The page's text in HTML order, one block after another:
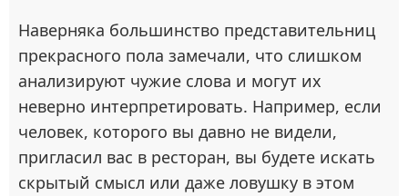
Наверняка большинство представительниц
прекрасного пола замечали, что слишком
анализируют чужие слова и могут их
неверно интерпретировать. Например, если
человек, которого вы давно не видели,
пригласил вас в ресторан, вы будете искать
скрытый смысл или даже ловушку в этом